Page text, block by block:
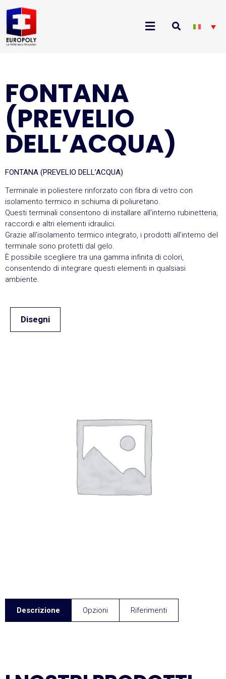
FONTANA
(PREVELIO
DELL’ACQUA)
FONTANA (PREVELIO DELL’ACQUA)
Terminale in poliestere rinforzato con fibra di vetro con
isolamento termico in schiuma di poliuretano.
Questi terminali consentono di installare all’interno rubinetteria,
raccordi e altri elementi idraulici.
Grazie all’isolamento termico integrato, i prodotti all’interno del
terminale sono protetti dal gelo.
È possibile scegliere tra una gamma infinita di colori,
consentendo di integrare questi elementi in qualsiasi
ambiente.
Disegni
Descrizione Opzioni Riferimenti